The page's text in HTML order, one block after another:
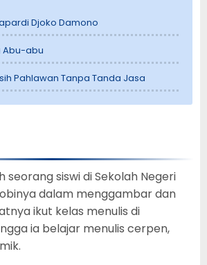
Djoko Damono
Abu-abu
Pahlawan Tanpa Tanda Jasa
seorang siswi di Sekolah Negeri
dalam menggambar dan
ikut kelas menulis di
ia belajar menulis cerpen,